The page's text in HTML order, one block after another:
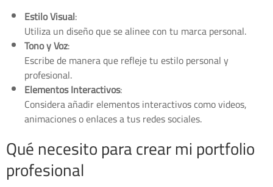
Estilo Visual:
Utiliza un diseño que se alinee con tu marca personal.
Tono y Voz:
Escribe de manera que refleje tu estilo personal y
profesional.
Elementos Interactivos:
Considera añadir elementos interactivos como videos,
animaciones o enlaces a tus redes sociales.
Qué necesito para crear mi portfolio
profesional